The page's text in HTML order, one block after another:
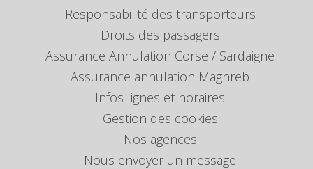
Responsabilité des transporteurs
Droits des passagers
Assurance Annulation Corse / Sardaigne
Assurance annulation Maghreb
Infos lignes et horaires
Gestion des cookies
Nos agences
Nous envoyer un message